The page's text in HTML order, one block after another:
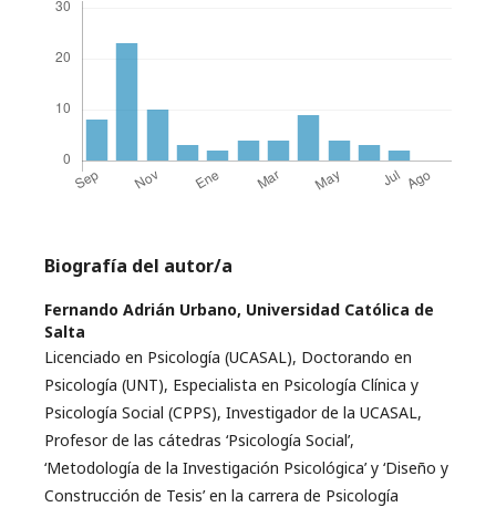
Biografía del autor/a
Fernando Adrián Urbano, Universidad Católica de
Salta
Licenciado en Psicología (UCASAL), Doctorando en
Psicología (UNT), Especialista en Psicología Clínica y
Psicología Social (CPPS), Investigador de la UCASAL,
Profesor de las cátedras ‘Psicología Social’,
‘Metodología de la Investigación Psicológica’ y ‘Diseño y
Construcción de Tesis’ en la carrera de Psicología